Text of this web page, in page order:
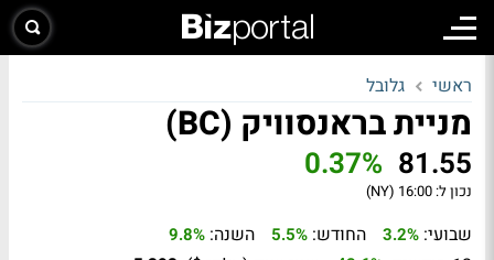
ראשי גלובל
מניית בראנסוויק (BC)
81.55
0.37%
נכון ל: 16:00 (NY)
שבועי: 3.2% החודש: 5.5% השנה: 9.8%